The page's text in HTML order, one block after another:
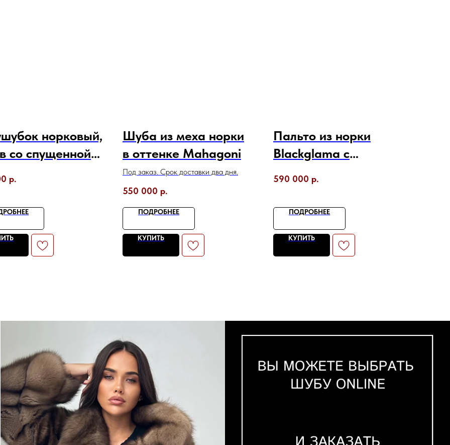
норковый,
со спущенной
р.
Шуба из меха норки
в оттенке Mahagoni
Под заказ. Срок доставки два дня.
550 000 р.
ПОДРОБНЕЕ
КУПИТЬ
Пальто из норки
Blackglama с
воротником
выполнено в роспуск
590 000 р.
ПОДРОБНЕЕ
КУПИТЬ